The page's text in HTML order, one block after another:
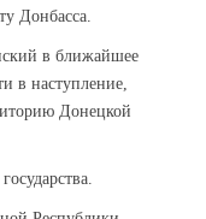
Донбасса.
в ближайшее
в наступление,
Донецкой